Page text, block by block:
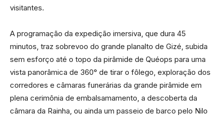
visitantes.
A programação da expedição imersiva, que dura 45
minutos, traz sobrevoo do grande planalto de Gizé, subida
sem esforço até o topo da pirâmide de Quéops para uma
vista panorâmica de 360° de tirar o fôlego, exploração dos
corredores e câmaras funerárias da grande pirâmide em
plena cerimônia de embalsamamento, a descoberta da
câmara da Rainha, ou ainda um passeio de barco pelo Nilo